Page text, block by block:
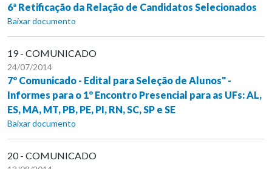
6ª Retificação da Relação de Candidatos Selecionados
Baixar documento
19 - COMUNICADO
24/07/2014
7º Comunicado - Edital para Seleção de Alunos" -
Informes para o 1º Encontro Presencial para as UFs: AL,
ES, MA, MT, PB, PE, PI, RN, SC, SP e SE
Baixar documento
20 - COMUNICADO